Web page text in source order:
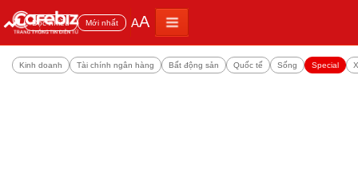
Đọc nhiều Mới nhất AA
Kinh doanh Tài chính ngân hàng Bất động sản Quốc tế Sống Special